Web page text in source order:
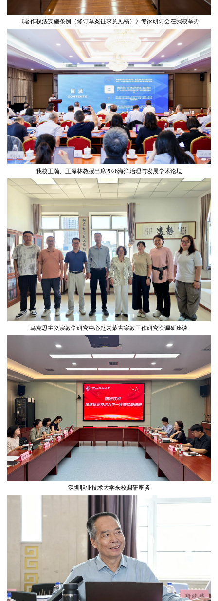
《著作权法实施条例（修订草案征求意见稿）》专家研讨会在我校举办
我校王瀚、王泽林教授出席2026海洋治理与发展学术论坛
马克思主义宗教学研究中心赴内蒙古宗教工作研究会调研座谈
深圳职业技术大学来校调研座谈